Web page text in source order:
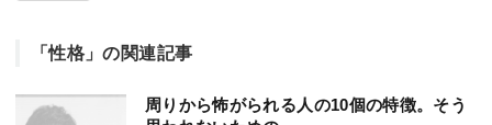
「性格」の関連記事
周りから怖がられる人の10個の特徴。そう